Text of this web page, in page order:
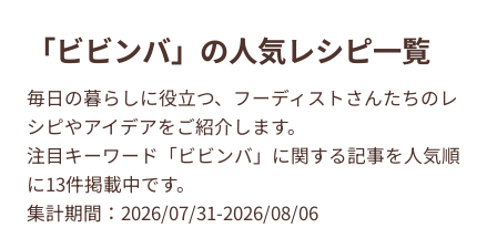
「ビビンバ」の人気レシピ一覧
毎日の暮らしに役立つ、フーディストさんたちのレ
シピやアイデアをご紹介します。
注目キーワード「ビビンバ」に関する記事を人気順
に13件掲載中です。
集計期間：2026/07/31-2026/08/06